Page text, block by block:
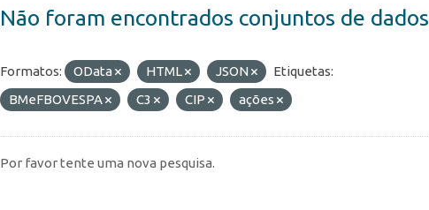
Não foram encontrados conjuntos de dados
Formatos: OData HTML JSON
Etiquetas:
BMeFBOVESPA
C3 CIP ações
Por favor tente uma nova pesquisa.